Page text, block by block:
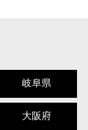
岐阜県
大阪府